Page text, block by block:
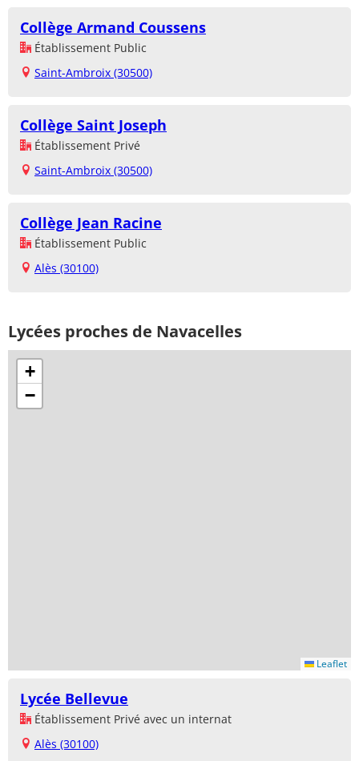
Collège Armand Coussens
Établissement Public
Saint-Ambroix (30500)
Collège Saint Joseph
Établissement Privé
Saint-Ambroix (30500)
Collège Jean Racine
Établissement Public
Alès (30100)
Lycées proches de Navacelles
+
−
Leaflet
Lycée Bellevue
Établissement Privé avec un internat
Alès (30100)